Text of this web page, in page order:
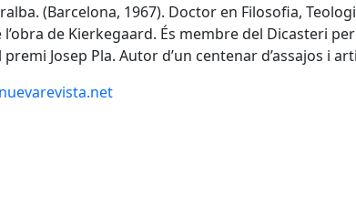
(Barcelona, 1967). Doctor en Filosofia,
de Kierkegaard. És membre del Dicasteri
Josep Pla. Autor d’un centenar d’assajos i